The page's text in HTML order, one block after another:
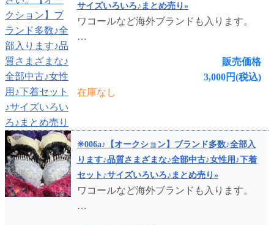
サイズいろいろ♪まとめ売り»
ワコールなど海外ブランドも入ります。
…
販売価格
3,000円(税込)
在庫なし
✳︎006a♪【オークション】ブランド多数♪全部入
ります♪品質さまざまな♪全部中古♪女性用♪下着
セット♪サイズいろいろ♪まとめ売り»
ワコールなど海外ブランドも入ります。
…